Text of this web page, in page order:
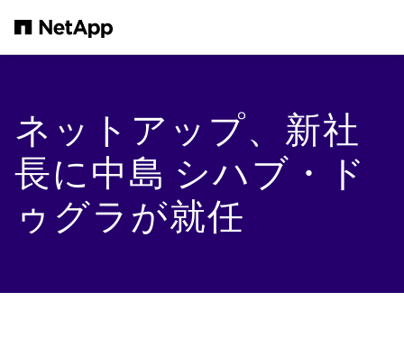
ネットアップ、新社
長に中島 シハブ・ド
ゥグラが就任